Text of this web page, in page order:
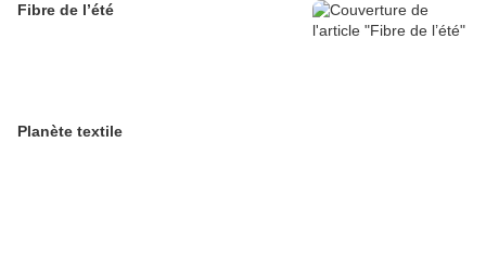
Fibre de l’été
Planète textile